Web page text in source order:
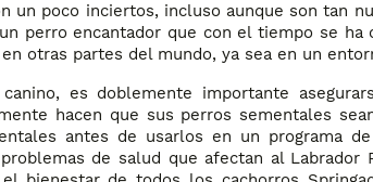
un poco inciertos, incluso aunque son tan
perro encantador que con el tiempo se ha
otras partes del mundo, ya sea en un
es doblemente importante
hacen que sus perros sementales
antes de usarlos en un programa
de salud que afectan al Labrador